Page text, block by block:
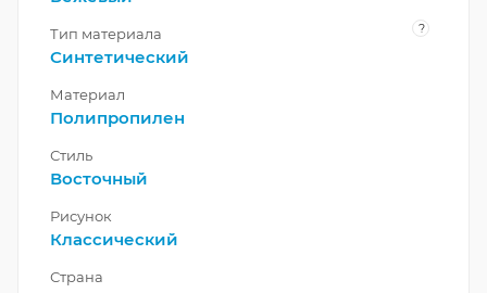
Тип материала ?
Синтетический
Материал
Полипропилен
Стиль
Восточный
Рисунок
Классический
Страна